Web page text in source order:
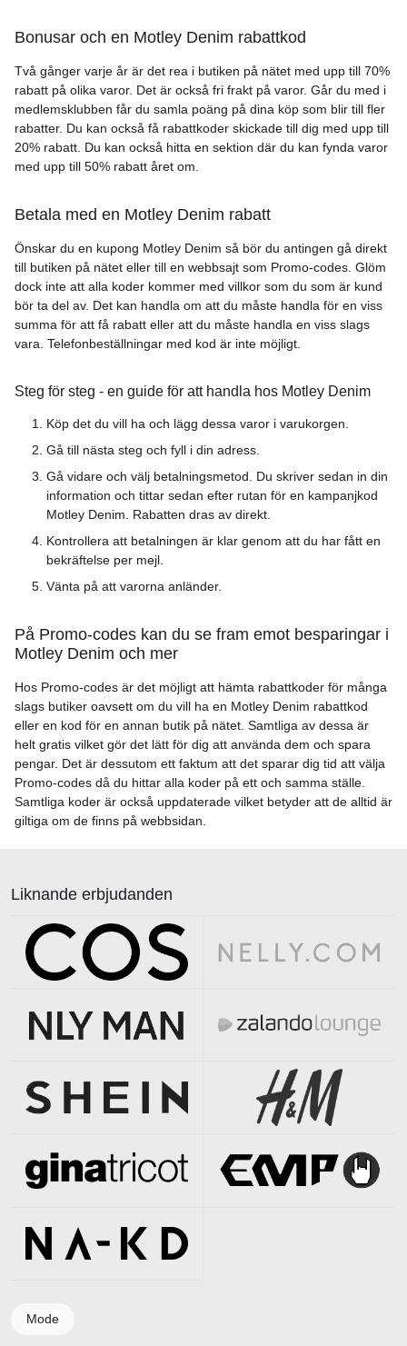
Bonusar och en Motley Denim rabattkod
Två gånger varje år är det rea i butiken på nätet med upp till 70%
rabatt på olika varor. Det är också fri frakt på varor. Går du med i
medlemsklubben får du samla poäng på dina köp som blir till fler
rabatter. Du kan också få rabattkoder skickade till dig med upp till
20% rabatt. Du kan också hitta en sektion där du kan fynda varor
med upp till 50% rabatt året om.
Betala med en Motley Denim rabatt
Önskar du en kupong Motley Denim så bör du antingen gå direkt
till butiken på nätet eller till en webbsajt som Promo-codes. Glöm
dock inte att alla koder kommer med villkor som du som är kund
bör ta del av. Det kan handla om att du måste handla för en viss
summa för att få rabatt eller att du måste handla en viss slags
vara. Telefonbeställningar med kod är inte möjligt.
Steg för steg - en guide för att handla hos Motley Denim
Köp det du vill ha och lägg dessa varor i varukorgen.
Gå till nästa steg och fyll i din adress.
Gå vidare och välj betalningsmetod. Du skriver sedan in din
information och tittar sedan efter rutan för en kampanjkod
Motley Denim. Rabatten dras av direkt.
Kontrollera att betalningen är klar genom att du har fått en
bekräftelse per mejl.
Vänta på att varorna anländer.
På Promo-codes kan du se fram emot besparingar i
Motley Denim och mer
Hos Promo-codes är det möjligt att hämta rabattkoder för många
slags butiker oavsett om du vill ha en Motley Denim rabattkod
eller en kod för en annan butik på nätet. Samtliga av dessa är
helt gratis vilket gör det lätt för dig att använda dem och spara
pengar. Det är dessutom ett faktum att det sparar dig tid att välja
Promo-codes då du hittar alla koder på ett och samma ställe.
Samtliga koder är också uppdaterade vilket betyder att de alltid är
giltiga om de finns på webbsidan.
Liknande erbjudanden
Mode